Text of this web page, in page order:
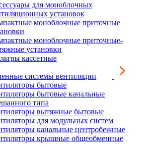
для моноблочных
установок
моноблочные приточные
моноблочные приточные-
установки
кассетные
системы вентиляции
бытовые
бытовые канальные
типа
вытяжные бытовые
для модульных систем
канальные центробежные
крышные общеобменные